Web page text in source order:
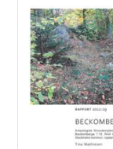
poster
och
teman